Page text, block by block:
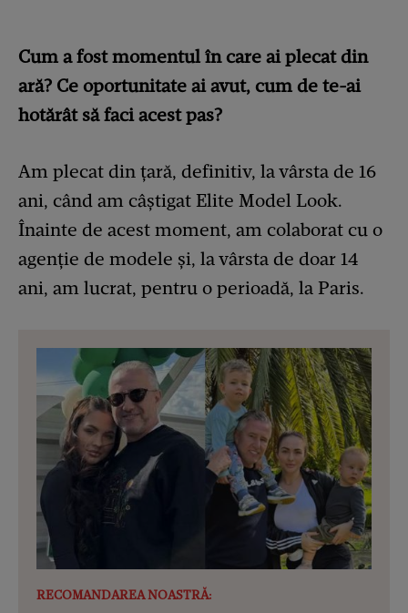
Cum a fost momentul în care ai plecat din
ară? Ce oportunitate ai avut, cum de te-ai
hotărât să faci acest pas?
Am plecat din țară, definitiv, la vârsta de 16
ani, când am câștigat Elite Model Look.
Înainte de acest moment, am colaborat cu o
agenție de modele și, la vârsta de doar 14
ani, am lucrat, pentru o perioadă, la Paris.
RECOMANDAREA NOASTRĂ: